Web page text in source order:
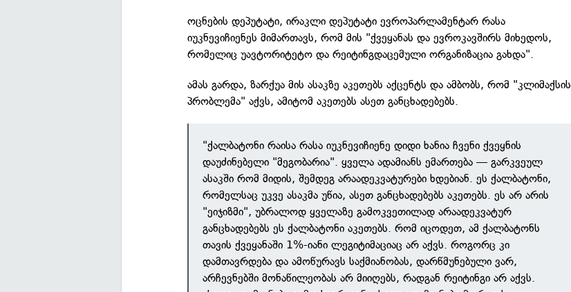
ოცნების დეპუტატი, ირაკლი დეპუტატი ევროპარლამენტარ რასა
იუკნევიჩიენეს მიმართავს, რომ მის "ქვეყანას და ევროკავშირს მიხედოს,
რომელიც უავტორიტეტო და რეიტინგდაცემული ორგანიზაცია გახდა".
ამას გარდა, ზარქუა მის ასაკზე აკეთებს აქცენტს და ამბობს, რომ "კლიმაქსის
პრობლემა" აქვს, ამიტომ აკეთებს ასეთ განცხადებებს.
"ქალბატონი რაისა რასა იუკნევიჩიენე დიდი ხანია ჩვენი ქვეყნის
დაუძინებელი "მეგობარია". ყველა ადამიანს ემართება — გარკვეულ
ასაკში რომ მიდის, შემდეგ არაადეკვატურები ხდებიან. ეს ქალბატონი,
რომელსაც უკვე ასაკმა უწია, ასეთ განცხადებებს აკეთებს. ეს არ არის
"ეიჯიზმი", უბრალოდ ყველაზე გამოკვეთილად არაადეკვატურ
განცხადებებს ეს ქალბატონი აკეთებს. რომ იცოდეთ, ამ ქალბატონს
თავის ქვეყანაში 1%-იანი ლეგიტიმაციაც არ აქვს. როგორც კი
დამთავრდება და ამოწურავს საქმიანობას, დარწმუნებული ვარ,
არჩევნებში მონაწილეობას არ მიიღებს, რადგან რეიტინგი არ აქვს.